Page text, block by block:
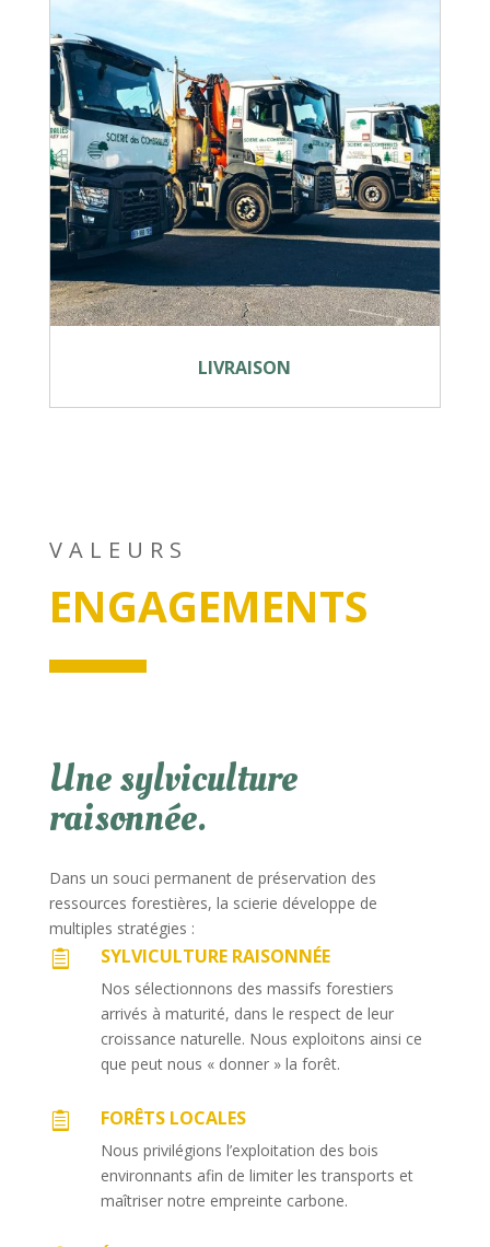
LIVRAISON
VALEURS
ENGAGEMENTS
Une sylviculture
raisonnée.
Dans un souci permanent de préservation des
ressources forestières, la scierie développe de
multiples stratégies :
 SYLVICULTURE RAISONNÉE
Nos sélectionnons des massifs forestiers
arrivés à maturité, dans le respect de leur
croissance naturelle. Nous exploitons ainsi ce
que peut nous « donner » la forêt.
 FORÊTS LOCALES
Nous privilégions l’exploitation des bois
environnants afin de limiter les transports et
maîtriser notre empreinte carbone.